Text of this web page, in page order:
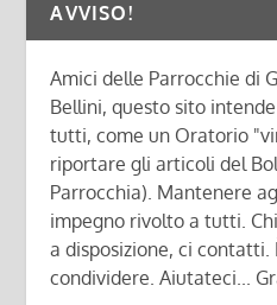
AVVISO!
Amici delle Parrocchie di
Bellini, questo sito
tutti, come un Oratorio
riportare gli articoli del
Parrocchia). Mantenere
impegno rivolto a tutti.
a disposizione, ci contatti.
condividere. Aiutateci...